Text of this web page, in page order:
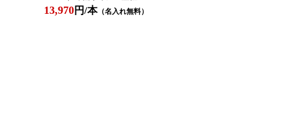
13,970円/本（名入れ無料）